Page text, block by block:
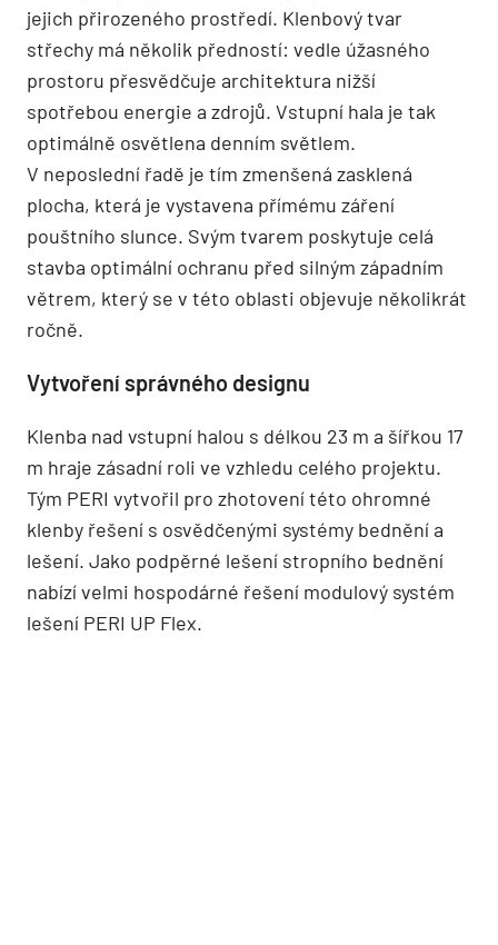
jejich přirozeného prostředí. Klenbový tvar
střechy má několik předností: vedle úžasného
prostoru přesvědčuje architektura nižší
spotřebou energie a zdrojů. Vstupní hala je tak
optimálně osvětlena denním světlem.
V neposlední řadě je tím zmenšená zasklená
plocha, která je vystavena přímému záření
pouštního slunce. Svým tvarem poskytuje celá
stavba optimální ochranu před silným západním
větrem, který se v této oblasti objevuje několikrát
ročně.
Vytvoření správného designu
Klenba nad vstupní halou s délkou 23 m a šířkou 17
m hraje zásadní roli ve vzhledu celého projektu.
Tým PERI vytvořil pro zhotovení této ohromné
klenby řešení s osvědčenými systémy bednění a
lešení. Jako podpěrné lešení stropního bednění
nabízí velmi hospodárné řešení modulový systém
lešení PERI UP Flex.